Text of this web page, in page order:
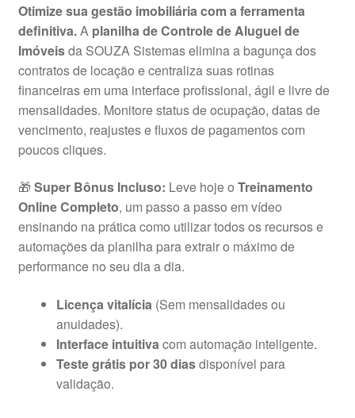
original
era:
R$129,99.
atual
é:
R$69,99.
Otimize sua gestão imobiliária com a ferramenta
definitiva.A planilha de Controle de Aluguel de
Imóveisda SOUZA Sistemas elimina a bagunça dos
contratos de locação e centraliza suas rotinas
financeiras em uma interface profissional, ágil e livre de
mensalidades. Monitore status de ocupação, datas de
vencimento, reajustes e fluxos de pagamentos com
poucos cliques.
🎁 Super Bônus Incluso: Leve hoje o Treinamento
Online Completo, um passo a passo em vídeo
ensinando na prática como utilizar todos os recursos e
automações da planilha para extrair o máximo de
performance no seu dia a dia.
Licença vitalícia(Sem mensalidades ou
anuidades).
Interface intuitivacom automação inteligente.
Teste grátis por 30 diasdisponível para
validação.